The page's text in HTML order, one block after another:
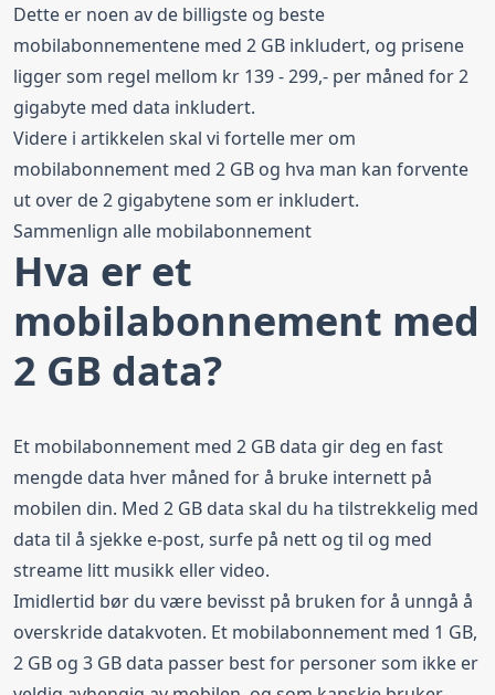
Dette er noen av de billigste og beste
mobilabonnementene med 2 GB inkludert, og prisene
ligger som regel mellom kr 139 - 299,- per måned for 2
gigabyte med data inkludert.
Videre i artikkelen skal vi fortelle mer om
mobilabonnement med 2 GB og hva man kan forvente
ut over de 2 gigabytene som er inkludert.
Sammenlign alle mobilabonnement
Hva er et
mobilabonnement med
2 GB data?
Et mobilabonnement med 2 GB data gir deg en fast
mengde data hver måned for å bruke internett på
mobilen din. Med 2 GB data skal du ha tilstrekkelig med
data til å sjekke e-post, surfe på nett og til og med
streame litt musikk eller video.
Imidlertid bør du være bevisst på bruken for å unngå å
overskride datakvoten. Et mobilabonnement med 1 GB,
2 GB og 3 GB data passer best for personer som ikke er